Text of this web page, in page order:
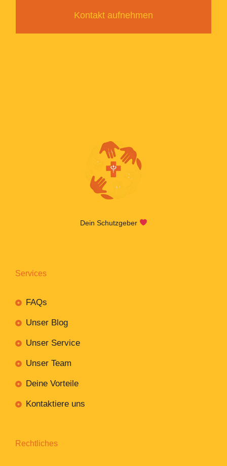
Kontakt aufnehmen
Dein Schutzgeber
Services
FAQs
Unser Blog
Unser Service
Unser Team
Deine Vorteile
Kontaktiere uns
Rechtliches